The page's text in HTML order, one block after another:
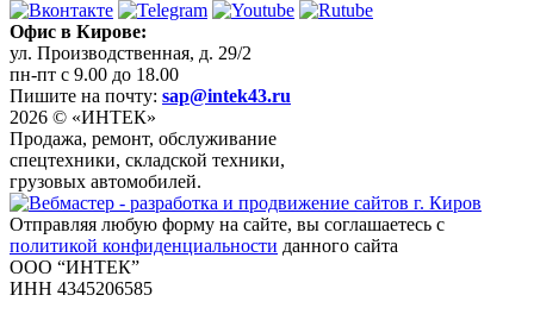
Офис в Кирове:
ул. Производственная, д. 29/2
пн-пт с 9.00 до 18.00
Пишите на почту: sap@intek43.ru
2026 © «ИНТЕК»
Продажа, ремонт, обслуживание
спецтехники, складской техники,
грузовых автомобилей.
Отправляя любую форму на сайте, вы соглашаетесь с
политикой конфиденциальности данного сайта
ООО “ИНТЕК”
ИНН 4345206585